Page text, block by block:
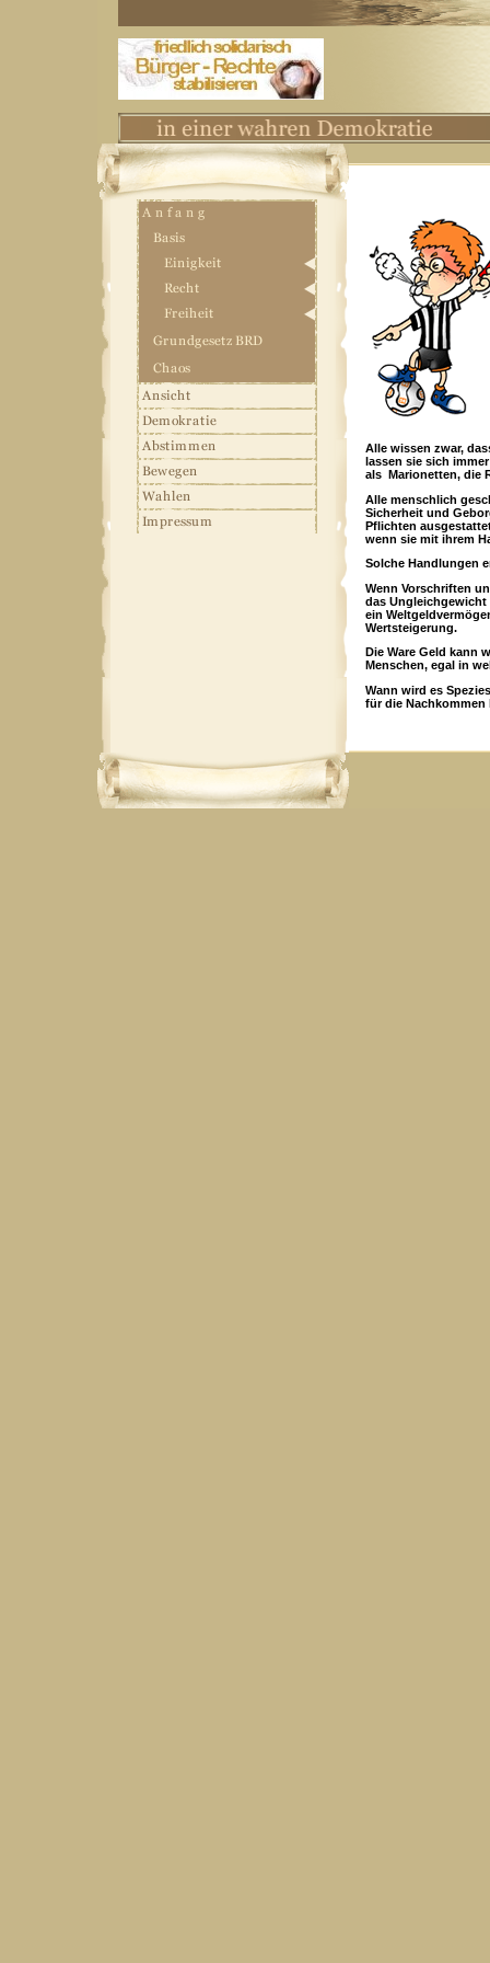
Alle wissen zwar,
lassen sie sich
als Marionetten, die
Alle menschlich
Sicherheit und
Pflichten
wenn sie mit ihrem
Solche Handlungen
Wenn Vorschriften
das
ein
Wertsteigerung.
Die Ware Geld kann
Menschen, egal in
Wann wird es
für die